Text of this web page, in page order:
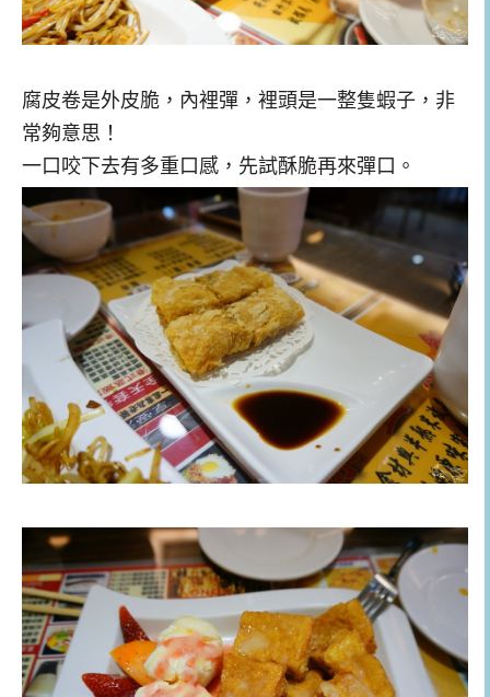
腐皮卷是外皮脆，內裡彈，裡頭是一整隻蝦子，非
常夠意思！
一口咬下去有多重口感，先試酥脆再來彈口。